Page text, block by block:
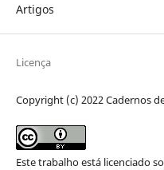
Artigos
Licença
Copyright (c) 2022 Cadernos
Este trabalho está licenciado